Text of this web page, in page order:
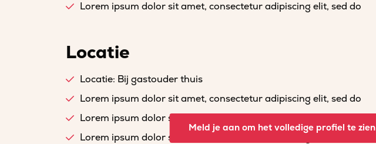
Lorem ipsum dolor sit amet, consectetur adipiscing elit, sed do
Locatie
Locatie: Bij gastouder thuis
Lorem ipsum dolor sit amet, consectetur adipiscing elit, sed do
Lorem ipsum dolor sit amet, consectetur adipiscing elit, sed do
Lorem ipsum dolor sit amet, consectetur adipiscing elit, sed do
Meld je aan om het volledige profiel te zien